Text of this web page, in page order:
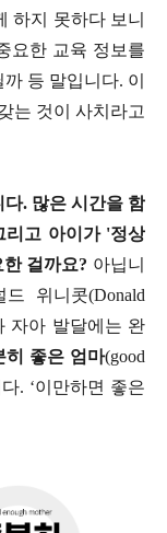
하지 못하다 보니
요한 교육 정보를
등 말입니다. 이
는 것이 사치라고
. 많은 시간을 함
리고 아이가 '정상
걸까요? 아닙니
위니콧(Donald
자아 발달에는 완
히 좋은 엄마(good
. ‘이만하면 좋은